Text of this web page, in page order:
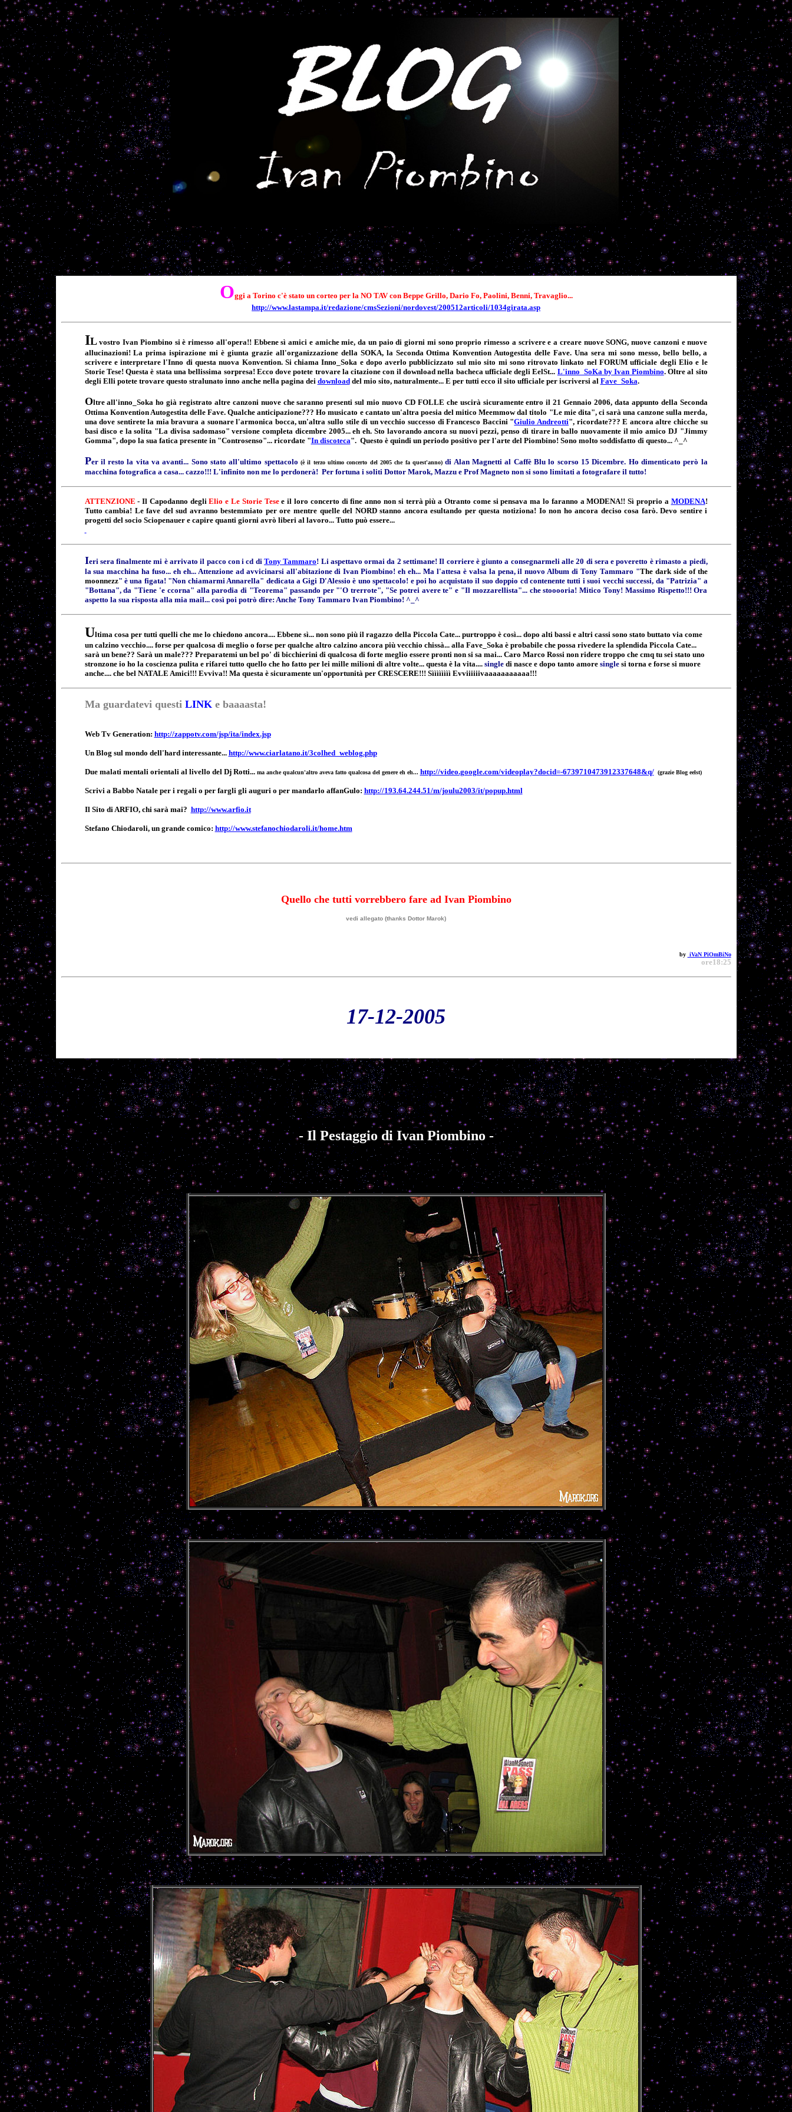
Oggi a Torino c'è stato un corteo per la NO TAV con Beppe Grillo, Dario Fo, Paolini, Benni, Travaglio...
http://www.lastampa.it/redazione/cmsSezioni/nordovest/200512articoli/1034girata.asp
ILvostro Ivan Piombino si è rimesso all'opera!! Ebbene sì amici e amiche mie, da un paio di giorni mi sono proprio rimesso a scrivere e a creare nuove SONG, nuove canzoni e nuove
allucinazioni! La prima ispirazione mi è giunta grazie all'organizzazione della SOKA, la Seconda Ottima Konvention Autogestita delle Fave. Una sera mi sono messo, bello bello, a
scrivere e interpretare l'Inno di questa nuova Konvention. Si chiama Inno_Soka e dopo averlo pubblicizzato sul mio sito mi sono ritrovato linkato nel FORUM ufficiale degli Elio e le
Storie Tese! Questa è stata una bellissima sorpresa! Ecco dove potete trovare la citazione con il download nella bacheca ufficiale degli EelSt... L'inno_SoKa by Ivan Piombino. Oltre al sito
degli Elli potete trovare questo stralunato inno anche nella pagina dei downloaddel mio sito, naturalmente... E per tutti ecco il sito ufficiale per iscriversi al Fave_Soka.
Oltre all'inno_Soka ho già registrato altre canzoni nuove che saranno presenti sul mio nuovo CD FOLLE che uscirà sicuramente entro il 21 Gennaio 2006, data appunto della Seconda
Ottima Konvention Autogestita delle Fave. Qualche anticipazione??? Ho musicato e cantato un'altra poesia del mitico Meemmow dal titolo "Le mie dita", ci sarà una canzone sulla merda,
una dove sentirete la mia bravura a suonare l'armonica bocca, un'altra sullo stile di un vecchio successo di Francesco Baccini "Giulio Andreotti", ricordate??? E ancora altre chicche su
basi disco e la solita "La divisa sadomaso" versione completa dicembre 2005... eh eh. Sto lavorando ancora su nuovi pezzi, penso di tirare in ballo nuovamente il mio amico DJ "Jimmy
Gomma", dopo la sua fatica presente in "Controsenso"... ricordate "In discoteca". Questo è quindi un periodo positivo per l'arte del Piombino! Sono molto soddisfatto di questo... ^_^
Per il resto la vita va avanti... Sono stato all'ultimo spettacolo(è il terzo ultimo concerto del 2005 che fa quest'anno)di Alan Magnetti al Caffè Blu lo scorso 15 Dicembre. Ho dimenticato però la
macchina fotografica a casa... cazzo!!! L'infinito non me lo perdonerà! Per fortuna i soliti Dottor Marok, Mazzu e Prof Magneto non si sono limitati a fotografare il tutto!
ATTENZIONE - Il Capodanno degliElio e Le Storie Tesee il loro concerto di fine anno non si terrà più a Otranto come si pensava ma lo faranno a MODENA!! Sì proprio a MODENA!
Tutto cambia! Le fave del sud avranno bestemmiato per ore mentre quelle del NORD stanno ancora esultando per questa notiziona! Io non ho ancora deciso cosa farò. Devo sentire i
progetti del socio Sciopenauer e capire quanti giorni avrò liberi al lavoro... Tutto può essere...
Ieri sera finalmente mi è arrivato il pacco con i cd di Tony Tammaro! Li aspettavo ormai da 2 settimane! Il corriere è giunto a consegnarmeli alle 20 di sera e poveretto è rimasto a piedi,
la sua macchina ha fuso... eh eh... Attenzione ad avvicinarsi all'abitazione di Ivan Piombino! eh eh... Ma l'attesa è valsa la pena, il nuovo Album di Tony Tammaro "The dark side of the
moonnezz" è una figata! "Non chiamarmi Annarella" dedicata a Gigi D'Alessio è uno spettacolo! e poi ho acquistato il suo doppio cd contenente tutti i suoi vecchi successi, da "Patrizia" a
"Bottana", da "Tiene 'e ccorna" alla parodia di "Teorema" passando per "'O trerrote", "Se potrei avere te" e "Il mozzarellista"... che stooooria! Mitico Tony! Massimo Rispetto!!! Ora
aspetto la sua risposta alla mia mail... così poi potrò dire: Anche Tony Tammaro Ivan Piombino! ^_^
Ultima cosa per tutti quelli che me lo chiedono ancora.... Ebbene sì... non sono più il ragazzo della Piccola Cate... purtroppo è così... dopo alti bassi e altri cassi sono stato buttato via come
un calzino vecchio.... forse per qualcosa di meglio o forse per qualche altro calzino ancora più vecchio chissà... alla Fave_Soka è probabile che possa rivedere la splendida Piccola Cate...
sarà un bene?? Sarà un male??? Preparatemi un bel po' di bicchierini di qualcosa di forte meglio essere pronti non si sa mai... Caro Marco Rossi non ridere troppo che cmq tu sei stato uno
stronzone io ho la coscienza pulita e rifarei tutto quello che ho fatto per lei mille milioni di altre volte... questa è la vita.... singledi nasce e dopo tanto amore singlesi torna e forse si muore
anche.... che bel NATALE Amici!!! Evviva!! Ma questa è sicuramente un'opportunità per CRESCERE!!! Sìììììììì Evviiiiiivaaaaaaaaaaa!!!
Ma guardatevi questi LINK e baaaasta!
Web Tv Generation: http://zappotv.com/jsp/ita/index.jsp
Un Blog sul mondo dell'hard interessante... http://www.ciarlatano.it/3colhed_weblog.php
Due malati mentali orientali al livello del Dj Rotti... ma anche qualcun'altro aveva fatto qualcosa del genere eh eh... http://video.google.com/videoplay?docid=-6739710473912337648&q/ (grazie Blog eelst)
Scrivi a Babbo Natale per i regali o per fargli gli auguri o per mandarlo affanGulo: http://193.64.244.51/m/joulu2003/it/popup.html
Il Sito di ARFIO, chi sarà mai? http://www.arfio.it
Stefano Chiodaroli, un grande comico: http://www.stefanochiodaroli.it/home.htm
Quello che tutti vorrebbero fare ad Ivan Piombino
vedi allegato (thanks Dottor Marok)
by iVaN PiOmBiNo
ore18:25
17-12-2005
- Il Pestaggio di Ivan Piombino -